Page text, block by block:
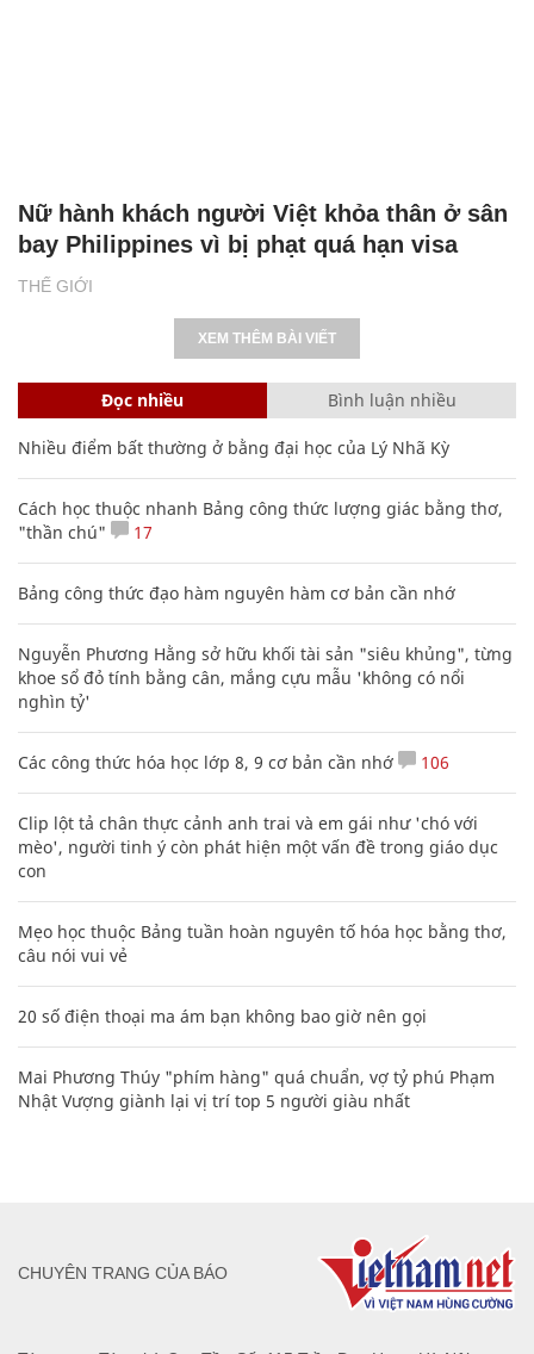
THẾ GIỚI
Nữ hành khách người Việt khỏa thân ở sân
bay Philippines vì bị phạt quá hạn visa
XEM THÊM BÀI VIẾT
Đọc nhiều Bình luận nhiều
Nhiều điểm bất thường ở bằng đại học của Lý Nhã Kỳ
Cách học thuộc nhanh Bảng công thức lượng giác bằng thơ,
"thần chú"
17
Bảng công thức đạo hàm nguyên hàm cơ bản cần nhớ
Nguyễn Phương Hằng sở hữu khối tài sản "siêu khủng", từng
khoe sổ đỏ tính bằng cân, mắng cựu mẫu 'không có nổi
nghìn tỷ'
Các công thức hóa học lớp 8, 9 cơ bản cần nhớ 106
Clip lột tả chân thực cảnh anh trai và em gái như 'chó với
mèo', người tinh ý còn phát hiện một vấn đề trong giáo dục
con
Mẹo học thuộc Bảng tuần hoàn nguyên tố hóa học bằng thơ,
câu nói vui vẻ
20 số điện thoại ma ám bạn không bao giờ nên gọi
Mai Phương Thúy "phím hàng" quá chuẩn, vợ tỷ phú Phạm
Nhật Vượng giành lại vị trí top 5 người giàu nhất
CHUYÊN TRANG CỦA BÁO